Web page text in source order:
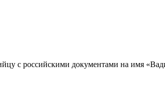
с российскими документами на имя